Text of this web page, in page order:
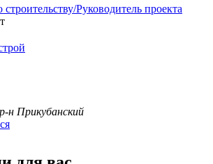
Руководитель проекта
н Прикубанский